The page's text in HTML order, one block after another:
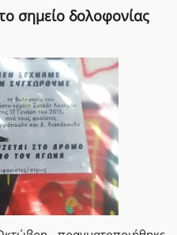
σημείο δολοφονίας